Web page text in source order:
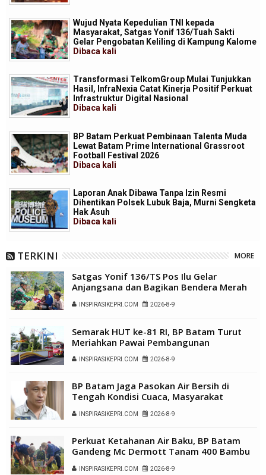
Wujud Nyata Kepedulian TNI kepada
Masyarakat, Satgas Yonif 136/Tuah Sakti
Gelar Pengobatan Keliling di Kampung Kalome
Dibaca kali
Transformasi TelkomGroup Mulai Tunjukkan
Hasil, InfraNexia Catat Kinerja Positif Perkuat
Infrastruktur Digital Nasional
Dibaca kali
BP Batam Perkuat Pembinaan Talenta Muda
Lewat Batam Prime International Grassroot
Football Festival 2026
Dibaca kali
Laporan Anak Dibawa Tanpa Izin Resmi
Dihentikan Polsek Lubuk Baja, Murni Sengketa
Hak Asuh
Dibaca kali
TERKINI MORE
Satgas Yonif 136/TS Pos Ilu Gelar
Anjangsana dan Bagikan Bendera Merah
Putih di Kampung Lambo
INSPIRASIKEPRI.COM 2026-8-9
Semarak HUT ke-81 RI, BP Batam Turut
Meriahkan Pawai Pembangunan
INSPIRASIKEPRI.COM 2026-8-9
BP Batam Jaga Pasokan Air Bersih di
Tengah Kondisi Cuaca, Masyarakat
Diimbau Gunakan Air Secara Bijak
INSPIRASIKEPRI.COM 2026-8-9
Perkuat Ketahanan Air Baku, BP Batam
Gandeng Mc Dermott Tanam 400 Bambu
Betung di Bendungan Sei Nongsa
INSPIRASIKEPRI.COM 2026-8-9